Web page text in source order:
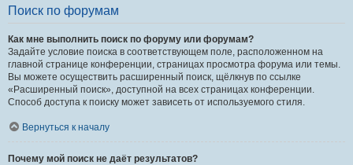
Поиск по форумам
Как мне выполнить поиск по форуму или форумам?
Задайте условие поиска в соответствующем поле, расположенном на
главной странице конференции, страницах просмотра форума или темы.
Вы можете осуществить расширенный поиск, щёлкнув по ссылке
«Расширенный поиск», доступной на всех страницах конференции.
Способ доступа к поиску может зависеть от используемого стиля.
Вернуться к началу
Почему мой поиск не даёт результатов?